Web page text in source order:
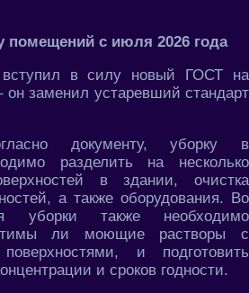
помещений с июля 2026 года
вступил в силу новый ГОСТ на
заменил устаревший стандарт
документу, уборку в
разделить на несколько
в здании, очистка
а также оборудования. Во
уборки также необходимо
ли моющие растворы с
и подготовить
и сроков годности.